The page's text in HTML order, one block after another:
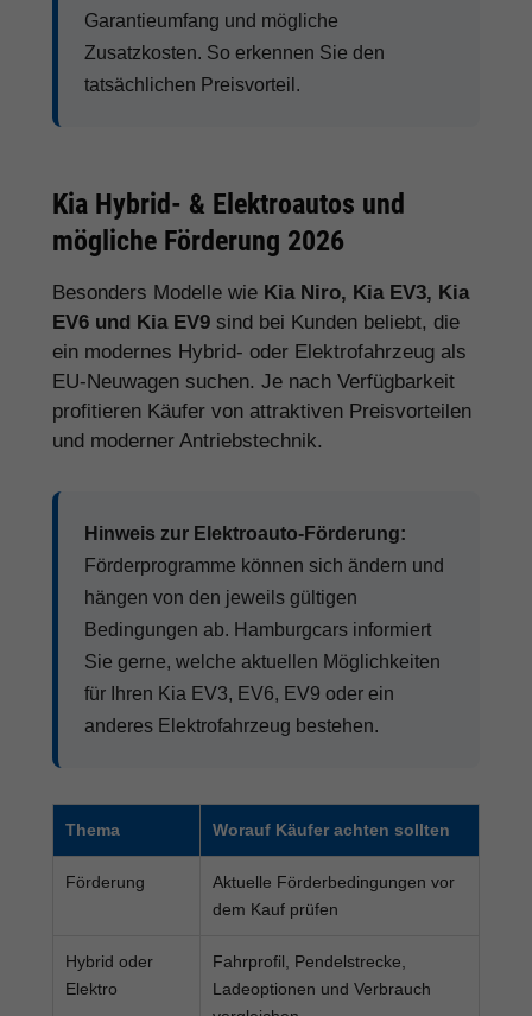
Garantieumfang und mögliche
Zusatzkosten. So erkennen Sie den
tatsächlichen Preisvorteil.
Kia Hybrid- & Elektroautos und
mögliche Förderung 2026
Besonders Modelle wie Kia Niro, Kia EV3, Kia
EV6 und Kia EV9 sind bei Kunden beliebt, die
ein modernes Hybrid- oder Elektrofahrzeug als
EU-Neuwagen suchen. Je nach Verfügbarkeit
profitieren Käufer von attraktiven Preisvorteilen
und moderner Antriebstechnik.
Hinweis zur Elektroauto-Förderung:
Förderprogramme können sich ändern und
hängen von den jeweils gültigen
Bedingungen ab. Hamburgcars informiert
Sie gerne, welche aktuellen Möglichkeiten
für Ihren Kia EV3, EV6, EV9 oder ein
anderes Elektrofahrzeug bestehen.
Thema Worauf Käufer achten sollten
Förderung
Aktuelle Förderbedingungen vor
dem Kauf prüfen
Hybrid oder
Elektro
Fahrprofil, Pendelstrecke,
Ladeoptionen und Verbrauch